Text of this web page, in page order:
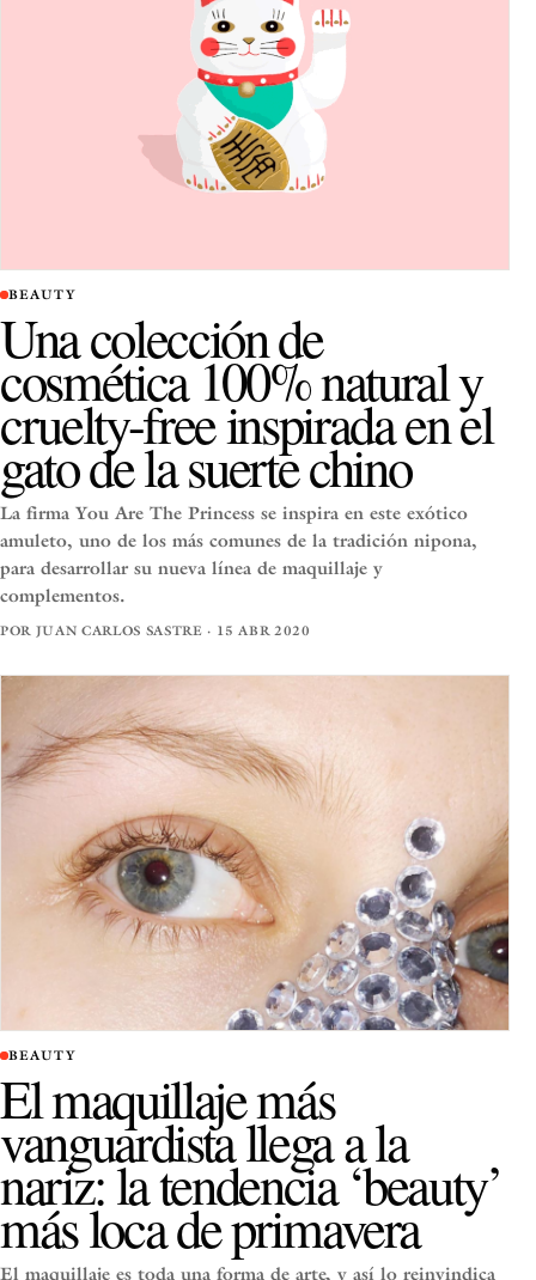
BEAUTY
Una colección de
cosmética 100% natural y
cruelty-free inspirada en el
gato de la suerte chino
La firma You Are The Princess se inspira en este exótico
amuleto, uno de los más comunes de la tradición nipona,
para desarrollar su nueva línea de maquillaje y
complementos.
POR JUAN CARLOS SASTRE · 15 ABR 2020
BEAUTY
El maquillaje más
vanguardista llega a la
nariz: la tendencia ‘beauty’
más loca de primavera
El maquillaje es toda una forma de arte, y así lo reinvindica